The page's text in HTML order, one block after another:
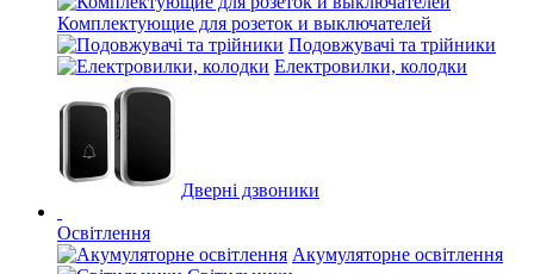
Комплектующие для розеток и выключателей
Подовжувачі та трійники
Електровилки, колодки
Дверні дзвоники
Освітлення
Акумуляторне освітлення